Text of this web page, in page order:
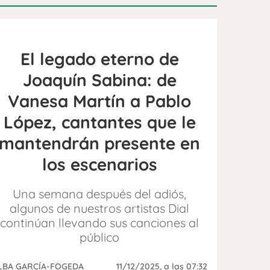
El legado eterno de
Joaquín Sabina: de
Vanesa Martín a Pablo
López, cantantes que le
presente en
los escenarios
Una semana después del adiós,
algunos de nuestros artistas Dial
continúan llevando sus canciones al
público
GARCÍA-FOGEDA 11/12/2025, a las 07:32